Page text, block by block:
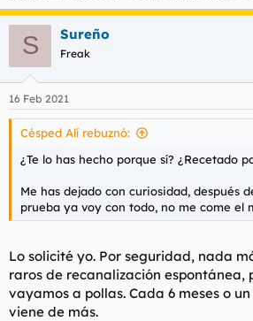
S Sureño
Freak
16 Feb 2021
Césped Alí rebuznó:
¿Te lo has hecho porque sí? ¿Recetado
Me has dejado con curiosidad, después
prueba ya voy con todo, no me come el
Lo solicité yo. Por seguridad, nada
raros de recanalización espontánea,
vayamos a pollas. Cada 6 meses o
viene de más.